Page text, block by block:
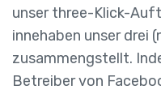
unser three-Klick-
innehaben unser drei
zusammengstellt.
Betreiber von